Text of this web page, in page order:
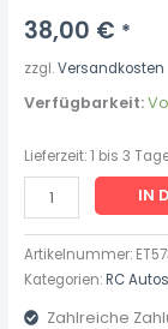
38,00 € *
zzgl.Versandkosten
Verfügbarkeit:
Lieferzeit:1 bis 3
IN
Artikelnummer:
Kategorien:RC Autos
Zahlreiche